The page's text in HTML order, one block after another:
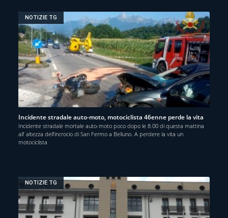
NOTIZIE TG
Incidente stradale auto-moto, motociclista 46enne perde la vita
Incidente stradale mortale auto-moto poco dopo le 8.00 di questa mattina
all’ altezza dell’incrocio di San Fermo a Belluno. A perdere la vita un
motociclista
NOTIZIE TG